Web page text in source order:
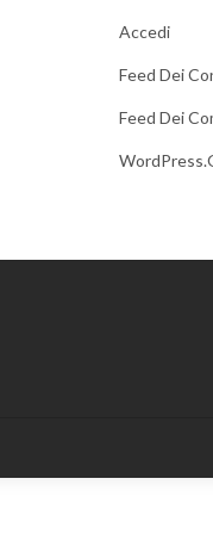
Accedi
Feed Dei
Feed Dei